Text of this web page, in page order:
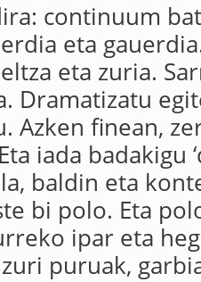
continuum
eta
eta zuria.
Dramatizatu
Azken finean,
iada badakigu
baldin eta
bi polo. Eta
ipar eta
puruak,